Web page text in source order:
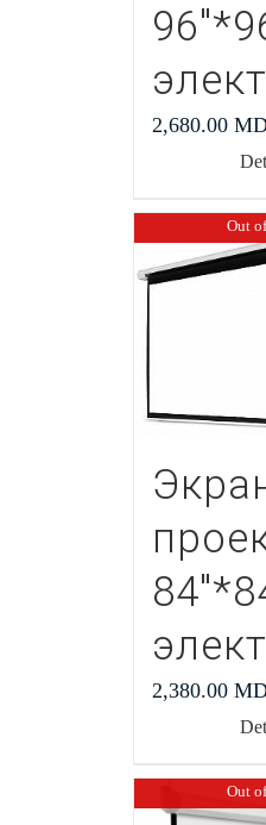
2,680.00
Out
2,380.00
Out